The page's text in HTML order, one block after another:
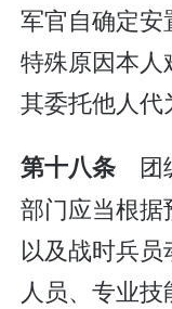
军官自确定安
特殊原因本
其委托他人代
第十八条 团
部门应当根
以及战时兵
人员、专业